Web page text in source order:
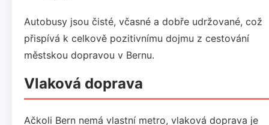
Autobusy jsou čisté, včasné a dobře udržované, což
přispívá k celkově pozitivnímu dojmu z cestování
městskou dopravou v Bernu.
Vlaková doprava
Ačkoli Bern nemá vlastní metro, vlaková doprava je